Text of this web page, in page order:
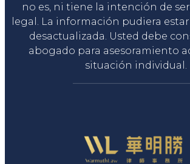
no es, ni tiene la intención de
legal. La información pudiera
desactualizada. Usted debe
abogado para asesoramiento
situación individual.